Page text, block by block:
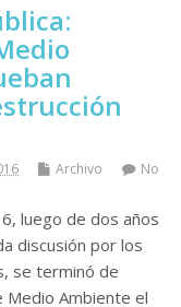
Archivo
No
luego de dos años
discusión por los
se terminó de
Medio Ambiente el